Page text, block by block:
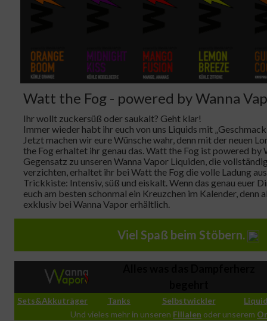
Watt the Fog - powered by Wanna
Ihr wollt zuckersüß oder saukalt? Geht klar!
Immer wieder habt ihr euch von uns Liquids mit
Jetzt machen wir eure Wünsche wahr, denn mit der neuen
the Fog erhaltet ihr genau das. Watt the Fog ist powered by
Gegensatz zu unseren Wanna Vapor Liquiden, die
verzichten, erhaltet ihr bei Watt the Fog die volle Ladung
Trickkiste: Intensiv, süß und eiskalt. Wenn das genau euer
euch am besten schonmal ein Kreuzchen im Kalender, denn
exklusiv bei Wanna Vapor erhältlich.
Viel Spaß beim Stöbern.
Sets&Akkuträger Tanks Selbstwickler
Und vieles mehr in unseren Filialen oder unserem